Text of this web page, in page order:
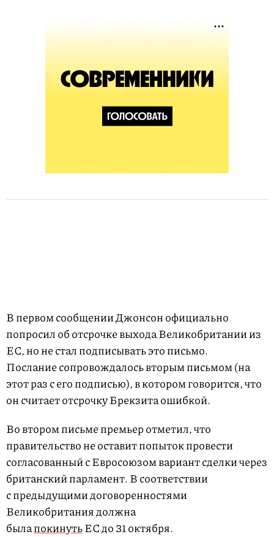
В первом сообщении Джонсон официально
попросил об отсрочке выхода Великобритании из
ЕС, но не стал подписывать это письмо.
Послание сопровождалось вторым письмом (на
этот раз с его подписью), в котором говорится, что
он считает отсрочку Брекзита ошибкой.
Во втором письме премьер отметил, что
правительство не оставит попыток провести
согласованный с Евросоюзом вариант сделки через
британский парламент. В соответствии
с предыдущими договоренностями
Великобритания должна
былапокинутьЕС до 31 октября.